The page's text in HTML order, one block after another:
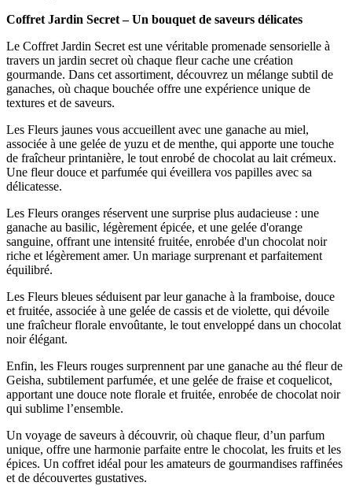
Coffret Jardin Secret – Un bouquet de saveurs délicates
Le Coffret Jardin Secret est une véritable promenade sensorielle à
travers un jardin secret où chaque fleur cache une création
gourmande. Dans cet assortiment, découvrez un mélange subtil de
ganaches, où chaque bouchée offre une expérience unique de
textures et de saveurs.
Les Fleurs jaunes vous accueillent avec une ganache au miel,
associée à une gelée de yuzu et de menthe, qui apporte une touche
de fraîcheur printanière, le tout enrobé de chocolat au lait crémeux.
Une fleur douce et parfumée qui éveillera vos papilles avec sa
délicatesse.
Les Fleurs oranges réservent une surprise plus audacieuse : une
ganache au basilic, légèrement épicée, et une gelée d'orange
sanguine, offrant une intensité fruitée, enrobée d'un chocolat noir
riche et légèrement amer. Un mariage surprenant et parfaitement
équilibré.
Les Fleurs bleues séduisent par leur ganache à la framboise, douce
et fruitée, associée à une gelée de cassis et de violette, qui dévoile
une fraîcheur florale envoûtante, le tout enveloppé dans un chocolat
noir élégant.
Enfin, les Fleurs rouges surprennent par une ganache au thé fleur de
Geisha, subtilement parfumée, et une gelée de fraise et coquelicot,
apportant une douce note florale et fruitée, enrobée de chocolat noir
qui sublime l’ensemble.
Un voyage de saveurs à découvrir, où chaque fleur, d’un parfum
unique, offre une harmonie parfaite entre le chocolat, les fruits et les
épices. Un coffret idéal pour les amateurs de gourmandises raffinées
et de découvertes gustatives.